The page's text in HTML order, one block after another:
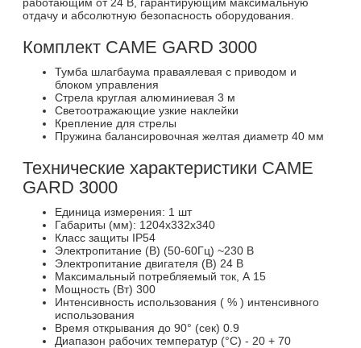
отдачу и абсолютную безопасность оборудования.
Комплект CAME GARD 3000
Тумба шлагбаума праваялевая с приводом и
блоком управления
Стрела круглая алюминиевая 3 м
Светоотражающие узкие наклейки
Крепление для стрелы
Пружина балансировочная желтая диаметр 40 мм
Технические характеристики CAME
GARD 3000
Единица измерения: 1 шт
Габариты (мм): 1204x332x340
Класс защиты IP54
Электропитание (В) (50-60Гц) ~230 В
Электропитание двигателя (В) 24 В
Максимальный потребляемый ток, А 15
Мощность (Вт) 300
Интенсивность использования ( % ) интенсивного
использования
Время открывания до 90° (сек) 0.9
Диапазон рабочих температур (°C) - 20 + 70